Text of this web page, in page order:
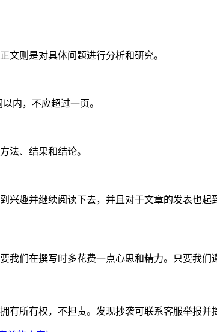
文则是对具体问题进行分析和研究。
内，不应超过一页。
法、结果和结论。
兴趣并继续阅读下去，并且对于文章的发表也起
我们在撰写时多花费一点心思和精力。只要我
有所有权，不担责。发现抄袭可联系客服举报并